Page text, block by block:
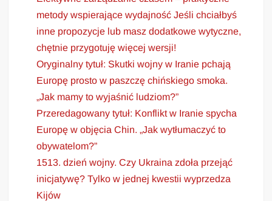
metody wspierające wydajność Jeśli chciałbyś
inne propozycje lub masz dodatkowe wytyczne,
chętnie przygotuję więcej wersji!
Oryginalny tytuł: Skutki wojny w Iranie pchają
Europę prosto w paszczę chińskiego smoka.
„Jak mamy to wyjaśnić ludziom?”
Przeredagowany tytuł: Konflikt w Iranie spycha
Europę w objęcia Chin. „Jak wytłumaczyć to
obywatelom?”
1513. dzień wojny. Czy Ukraina zdoła przejąć
inicjatywę? Tylko w jednej kwestii wyprzedza
Kijów